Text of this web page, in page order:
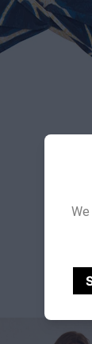
LOOP ESCALA E